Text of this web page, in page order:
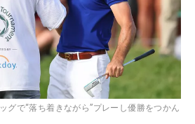
グで“落ち着きながら”プレーし優勝をつかん